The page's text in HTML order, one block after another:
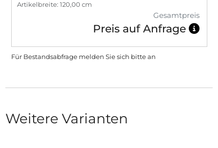
Artikelbreite: 120,00 cm
Gesamtpreis
Preis auf Anfrage
Für Bestandsabfrage melden Sie sich bittean
Weitere Varianten